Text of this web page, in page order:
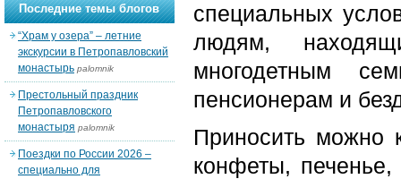
специальных
людям,
многодетным
пенсионерам и
Приносить можно
конфеты,
Последние темы блогов
“Храм у озера” – летние
экскурсии в Петропавловский
монастырь palomnik
Престольный праздник
Петропавловского
монастыря palomnik
Поездки по России 2026 –
специально для